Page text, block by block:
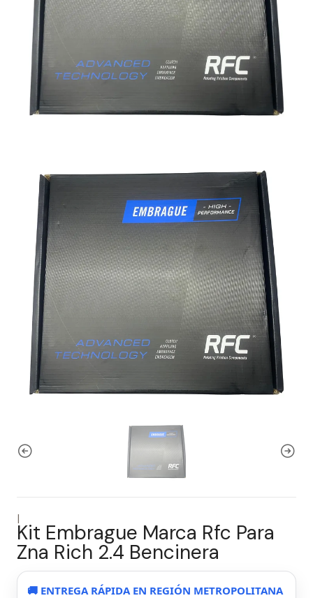
|
Kit Embrague Marca Rfc Para
Zna Rich 2.4 Bencinera
🚚 ENTREGA RÁPIDA EN REGIÓN METROPOLITANA